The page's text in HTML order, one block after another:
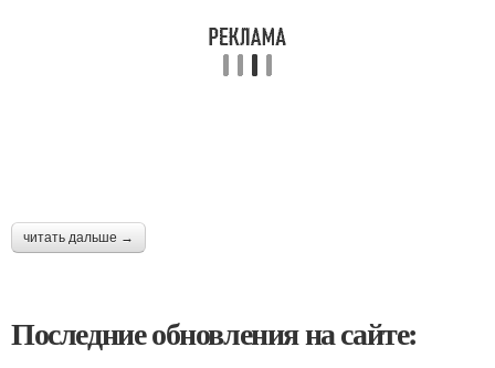
читать дальше →
Последние обновления на сайте: